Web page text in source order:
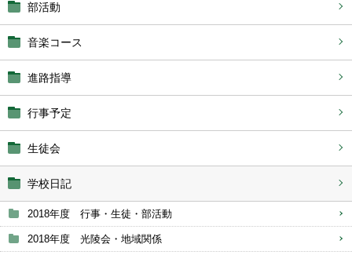
部活動
音楽コース
進路指導
行事予定
生徒会
学校日記
2018年度 行事・生徒・部活動
2018年度 光陵会・地域関係